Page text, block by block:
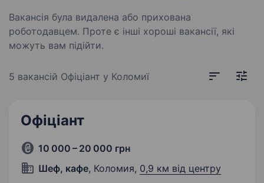
Вакансія була видалена або прихована
роботодавцем. Проте є інші хороші вакансії, які
можуть вам підійти.
5 вакансій Офіціант у Коломиї
Офіціант
10 000 – 20 000 грн
Шеф, кафе, Коломия, 0,9 км від центру